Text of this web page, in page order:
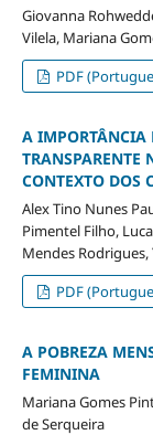
Giovanna
Vilela, Mariana
PDF
A IMPORTÂNCIA
TRANSPARENTE
CONTEXTO DOS
Alex Tino Nunes
Pimentel Filho,
Mendes Rodrigues,
PDF
A POBREZA
FEMININA
Mariana Gomes
de Serqueira